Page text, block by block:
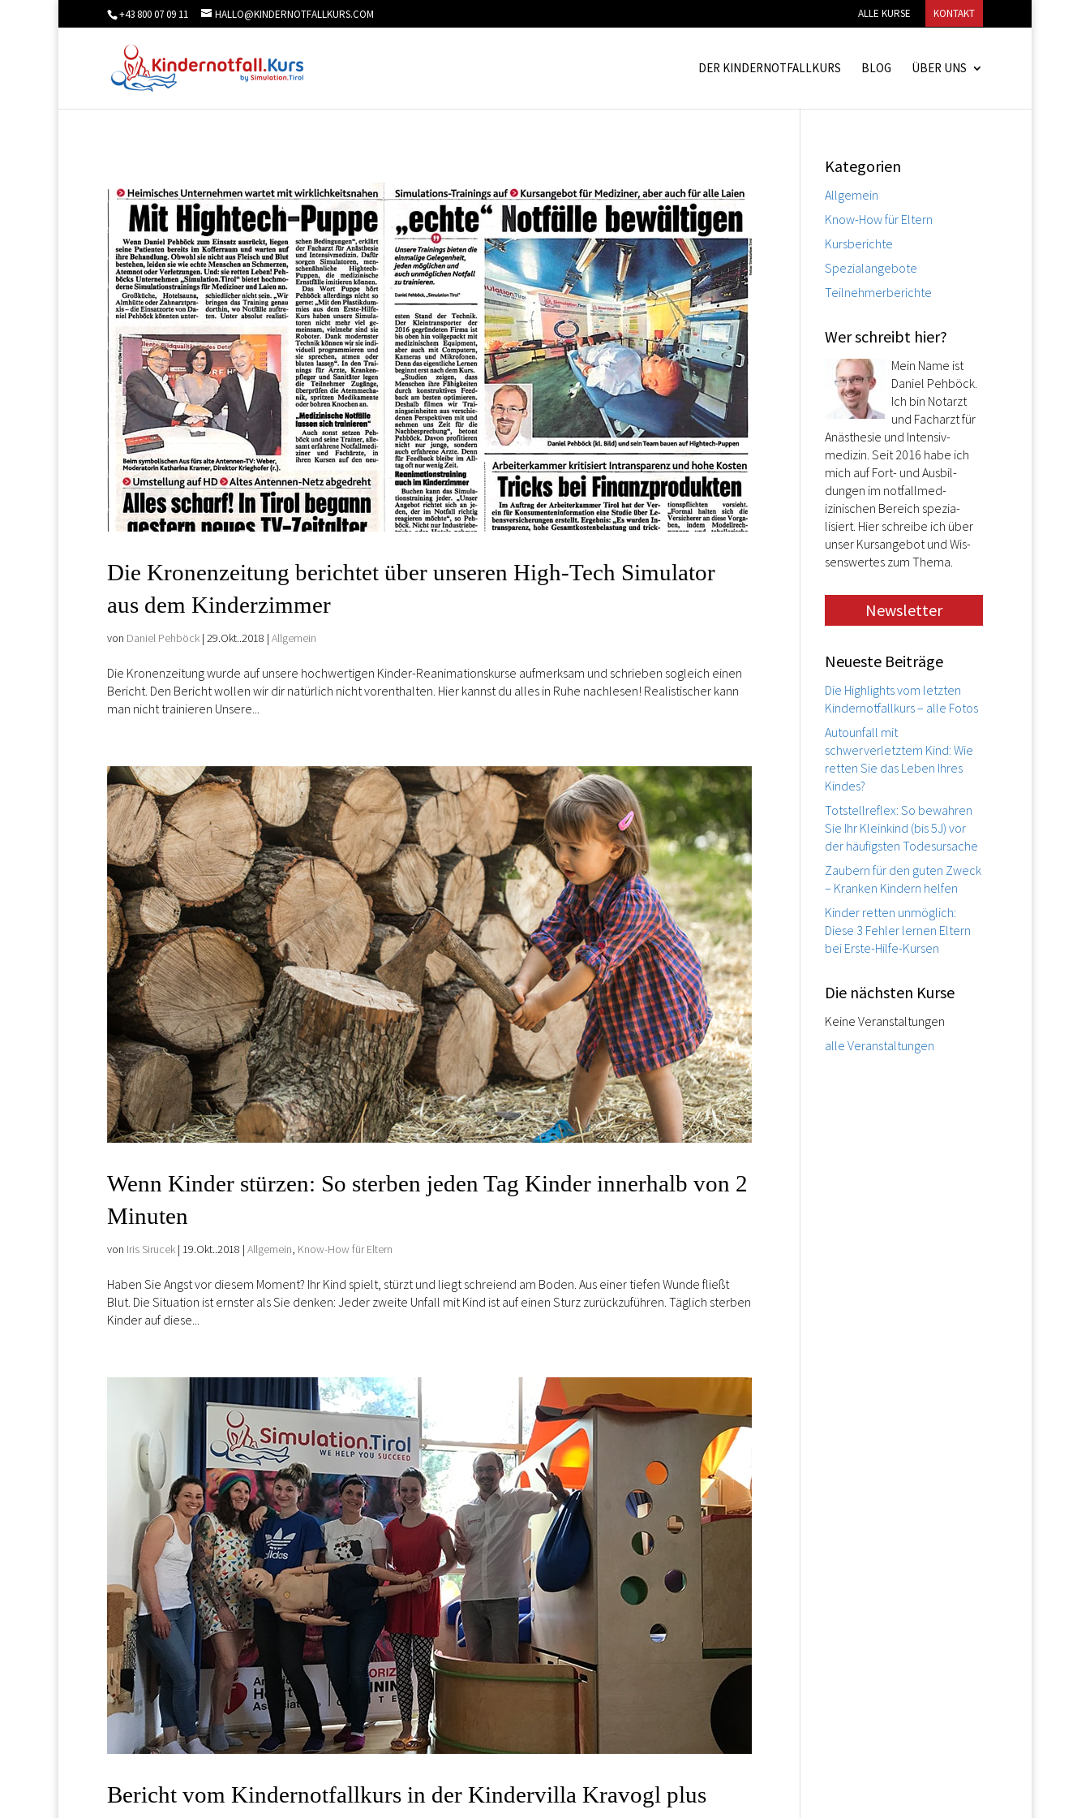
+43 800 07 09 11 HALLO@KINDERNOTFALLKURS.COM ALLE KURSE KONTAKT
DER KINDERNOTFALLKURS BLOG ÜBER UNS
Die Kronenzeitung berichtet über unseren High-Tech Simulator
aus dem Kinderzimmer
von Daniel Pehböck | 29.Okt..2018 | Allgemein
Die Kronenzeitung wurde auf unsere hochwertigen Kinder-Reanimationskurse aufmerksam und schrieben sogleich einen
Bericht. Den Bericht wollen wir dir natürlich nicht vorenthalten. Hier kannst du alles in Ruhe nachlesen! Realistischer kann
man nicht trainieren Unsere...
Wenn Kinder stürzen: So sterben jeden Tag Kinder innerhalb von 2
Minuten
von Iris Sirucek | 19.Okt..2018 | Allgemein, Know-How für Eltern
Haben Sie Angst vor diesem Moment? Ihr Kind spielt, stürzt und liegt schreiend am Boden. Aus einer tiefen Wunde fließt
Blut. Die Situation ist ernster als Sie denken: Jeder zweite Unfall mit Kind ist auf einen Sturz zurückzuführen. Täglich sterben
Kinder auf diese...
Bericht vom Kindernotfallkurs in der Kindervilla Kravogl plus
Kategorien
Allgemein
Know-How für Eltern
Kursberichte
Spezialangebote
Teilnehmerberichte
Wer schreibt hier?
Mein Name ist
Da­niel Peh­böck.
Ich bin Not­arzt
und Fach­arzt für
An­ästh­esie und In­tensiv­
medizin. Seit 2016 habe ich
mich auf Fort- und Aus­bil­
dungen im not­fall­med­
izinischen Be­reich spe­zia­
lisiert. Hier schrei­be ich über
un­ser Kurs­an­ge­bot und Wis­
sens­wer­tes zum Thema.
Newsletter
Neueste Beiträge
Die Highlights vom letzten
Kindernotfallkurs – alle Fotos
Autounfall mit
schwerverletztem Kind: Wie
retten Sie das Leben Ihres
Kindes?
Totstellreflex: So bewahren
Sie Ihr Kleinkind (bis 5J) vor
der häufigsten Todesursache
Zaubern für den guten Zweck
– Kranken Kindern helfen
Kinder retten unmöglich:
Diese 3 Fehler lernen Eltern
bei Erste-Hilfe-Kursen
Die nächsten Kurse
Keine Veranstaltungen
alle Veranstaltungen